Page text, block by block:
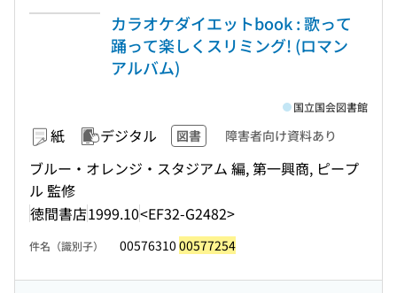
カラオケダイエットbook : 歌って
踊って楽しくスリミング! (ロマン
アルバム)
紙 デジタル 図書 障害者向け資料あり
ブルー・オレンジ・スタジアム 編, 第一興商, ピープ
ル 監修
徳間書店1999.10<EF32-G2482>
国立国会図書館
件名（識別子） 00576310 00577254